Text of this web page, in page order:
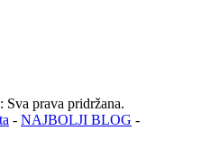
prava pridržana.
- NAJBOLJI BLOG -